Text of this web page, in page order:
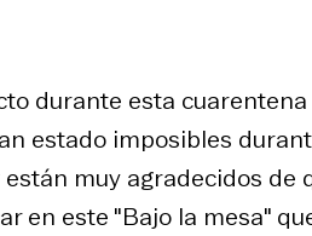
durante esta
estado imposibles
muy agradecidos de
en este "Bajo la mesa"